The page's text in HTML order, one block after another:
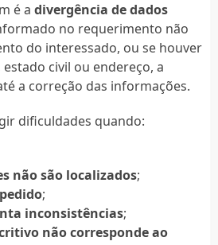
é a divergência de dados
no requerimento não
do interessado, ou se houver
civil ou endereço, a
a correção das informações.
dificuldades quando:
não são localizados;
;
inconsistências;
não corresponde ao